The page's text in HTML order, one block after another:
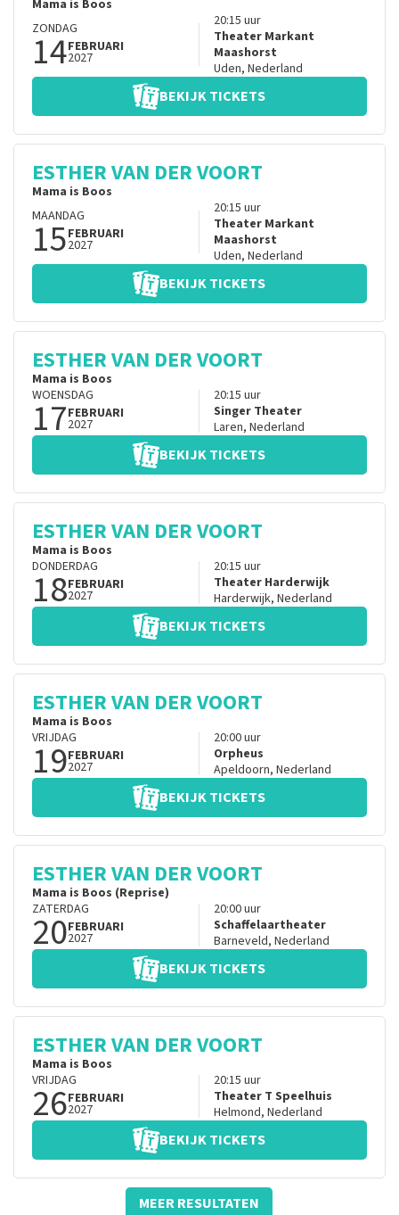
Mama is Boos
ZONDAG
14FEBRUARI
2027
20:15 uur
Theater Markant
Maashorst
Uden, Nederland
BEKIJK TICKETS
ESTHER VAN DER VOORT
Mama is Boos
MAANDAG
15FEBRUARI
2027
20:15 uur
Theater Markant
Maashorst
Uden, Nederland
BEKIJK TICKETS
ESTHER VAN DER VOORT
Mama is Boos
WOENSDAG
17FEBRUARI
2027
20:15 uur
Singer Theater
Laren, Nederland
BEKIJK TICKETS
ESTHER VAN DER VOORT
Mama is Boos
DONDERDAG
18FEBRUARI
2027
20:15 uur
Theater Harderwijk
Harderwijk, Nederland
BEKIJK TICKETS
ESTHER VAN DER VOORT
Mama is Boos
VRIJDAG
19FEBRUARI
2027
20:00uur
Orpheus
Apeldoorn, Nederland
BEKIJK TICKETS
ESTHER VAN DER VOORT
Mama is Boos (Reprise)
ZATERDAG
20FEBRUARI
2027
20:00uur
Schaffelaartheater
Barneveld, Nederland
BEKIJK TICKETS
ESTHER VAN DER VOORT
Mama is Boos
VRIJDAG
26FEBRUARI
2027
20:15 uur
Theater T Speelhuis
Helmond, Nederland
BEKIJK TICKETS
MEER RESULTATEN